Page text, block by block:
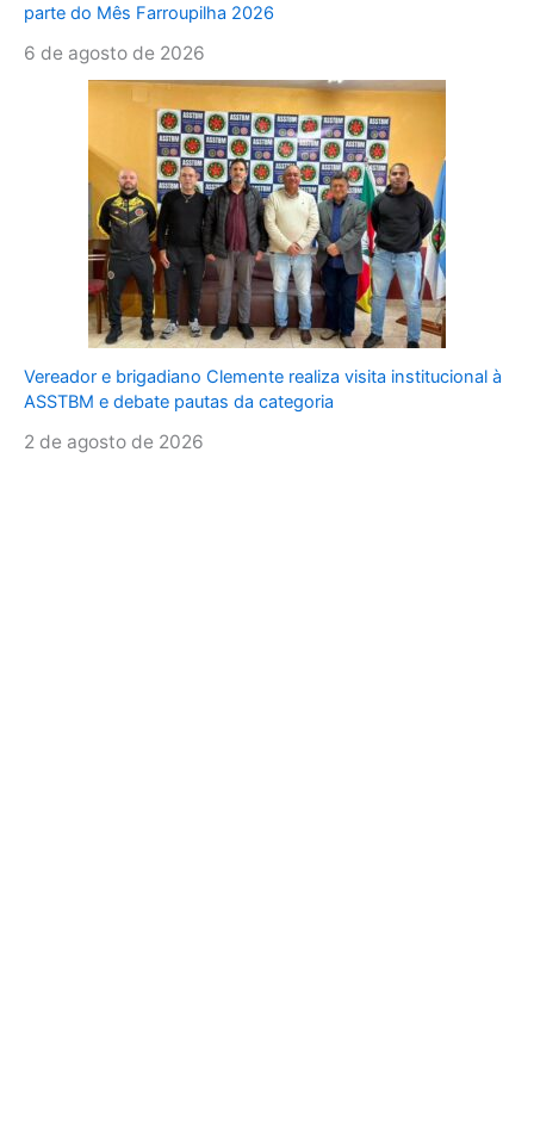
parte do Mês Farroupilha 2026
6 de agosto de 2026
Vereador e brigadiano Clemente realiza visita institucional à
ASSTBM e debate pautas da categoria
2 de agosto de 2026